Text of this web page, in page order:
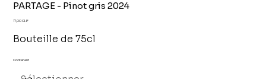
PARTAGE - Pinot gris 2024
Prix
17,00 CHF
Bouteille de 75cl
Contenant